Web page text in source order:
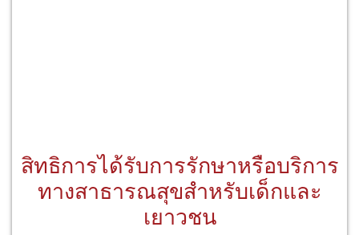
สิทธิการได้รับการรักษาหรือบริการ
ทางสาธารณสุขสำหรับเด็กและ
เยาวชน